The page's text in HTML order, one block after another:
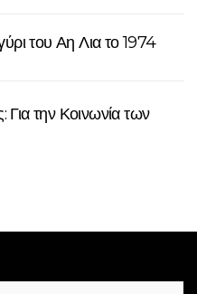
του Αη Λια το 1974
την Κοινωνία των